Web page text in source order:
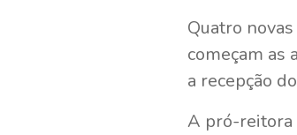
Quatro
começam as
a recepção
A pró-reitora